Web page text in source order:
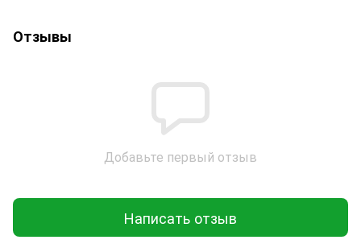
Отзывы
Добавьте первый отзыв
Написать отзыв